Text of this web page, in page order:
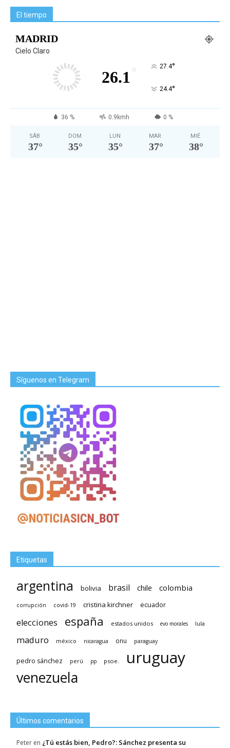
El tiempo
MADRID
Cielo Claro
26.1 ° 27.4°
24.4°
36 % 0.9kmh 0 %
SÁB
37°
DOM
35°
LUN
35°
MAR
37°
MIÉ
38°
Síguenos en Telegram
Etiquetas
argentina bolivia brasil chile colombia
corrupción covid-19 cristina kirchner ecuador
elecciones españa estados unidos evo morales lula
maduro méxico nicaragua onu paraguay
pedro sánchez perú pp psoe. uruguay
venezuela
Últimos comentarios
Peter en ¿Tú estás bien, Pedro?: Sánchez presenta su